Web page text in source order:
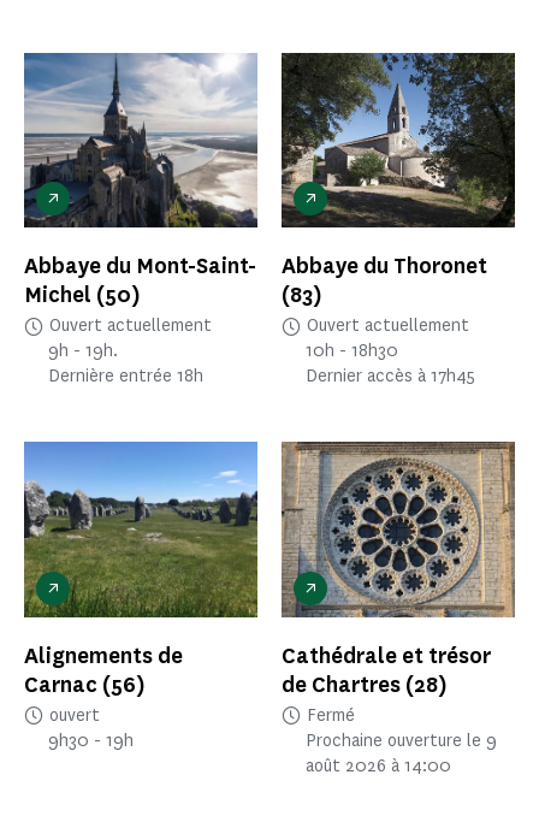
Abbaye du Mont-Saint-
Michel (50)
Ouvert actuellement
9h - 19h.
Dernière entrée 18h
Abbaye du Thoronet
(83)
Ouvert actuellement
10h - 18h30
Dernier accès à 17h45
Alignements de
Carnac (56)
ouvert
9h30 - 19h
Cathédrale et trésor
de Chartres (28)
Fermé
Prochaine ouverture le 9
août 2026 à 14:00